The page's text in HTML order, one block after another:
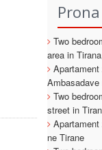
Two
area in
Ambasadave
Two
street in
ne Tirane